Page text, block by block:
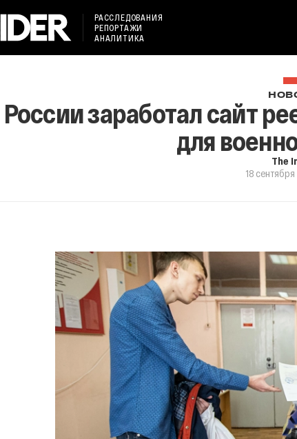
РАССЛЕДОВАНИЯ
РЕПОРТАЖИ
АНАЛИТИКА
заработал сайт
для
The
18